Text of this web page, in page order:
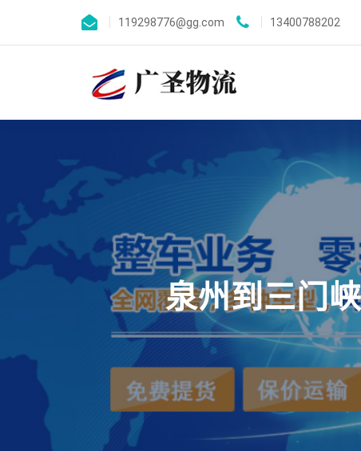
119298776@gg.com 13400788202
泉州到三门